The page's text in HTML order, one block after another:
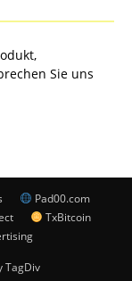
Sie uns
Pad00.com
TxBitcoin
TagDiv